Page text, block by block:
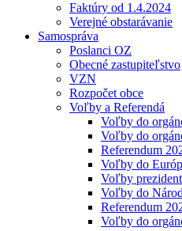
Faktúry od 1.4.2024
Verejné obstarávanie
Samospráva
Poslanci OZ
Obecné zastupiteľstvo
VZN
Rozpočet obce
Voľby a Referendá
Voľby do
Voľby do
Referendum
Voľby do
Voľby
Voľby do
Referendum
Voľby do